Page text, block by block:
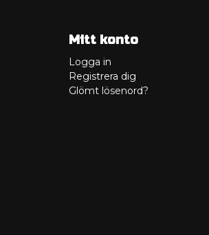
Mitt konto
Logga in
Registrera dig
Glömt lösenord?